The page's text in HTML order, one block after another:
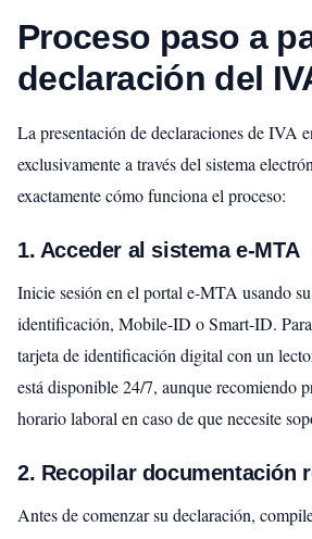
Proceso paso a
declaración del
La presentación de declaraciones de IVA
exclusivamente a través del sistema
exactamente cómo funciona el proceso:
1. Acceder al sistema e-MTA
Inicie sesión en el portal e-MTA usando
identificación, Mobile-ID o Smart-ID. Para
tarjeta de identificación digital con un
está disponible 24/7, aunque recomiendo
horario laboral en caso de que necesite
2. Recopilar documentación
Antes de comenzar su declaración,